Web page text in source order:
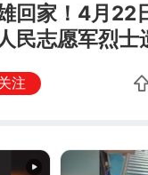
回家！4月22
民志愿军烈士
城“中国红”致
注